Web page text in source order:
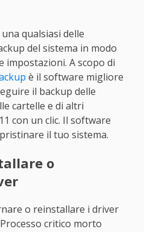
qualsiasi delle
del sistema in modo
impostazioni. A scopo di
è il software migliore
il backup delle
cartelle e di altri
con un clic. Il software
il tuo sistema.
o
o reinstallare i driver
critico morto